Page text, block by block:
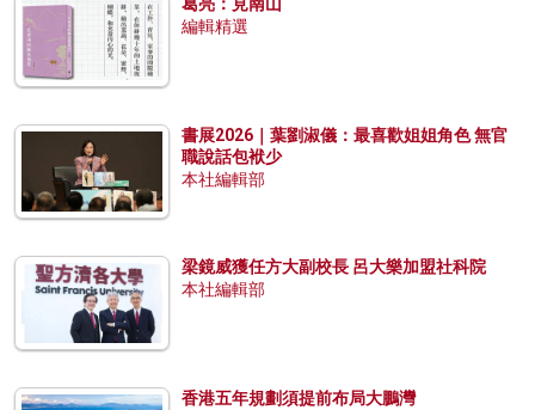
葛亮：見南山
編輯精選
書展2026｜葉劉淑儀：最喜歡姐姐角色 無官
職說話包袱少
本社編輯部
梁鏡威獲任方大副校長 呂大樂加盟社科院
本社編輯部
香港五年規劃須提前布局大鵬灣